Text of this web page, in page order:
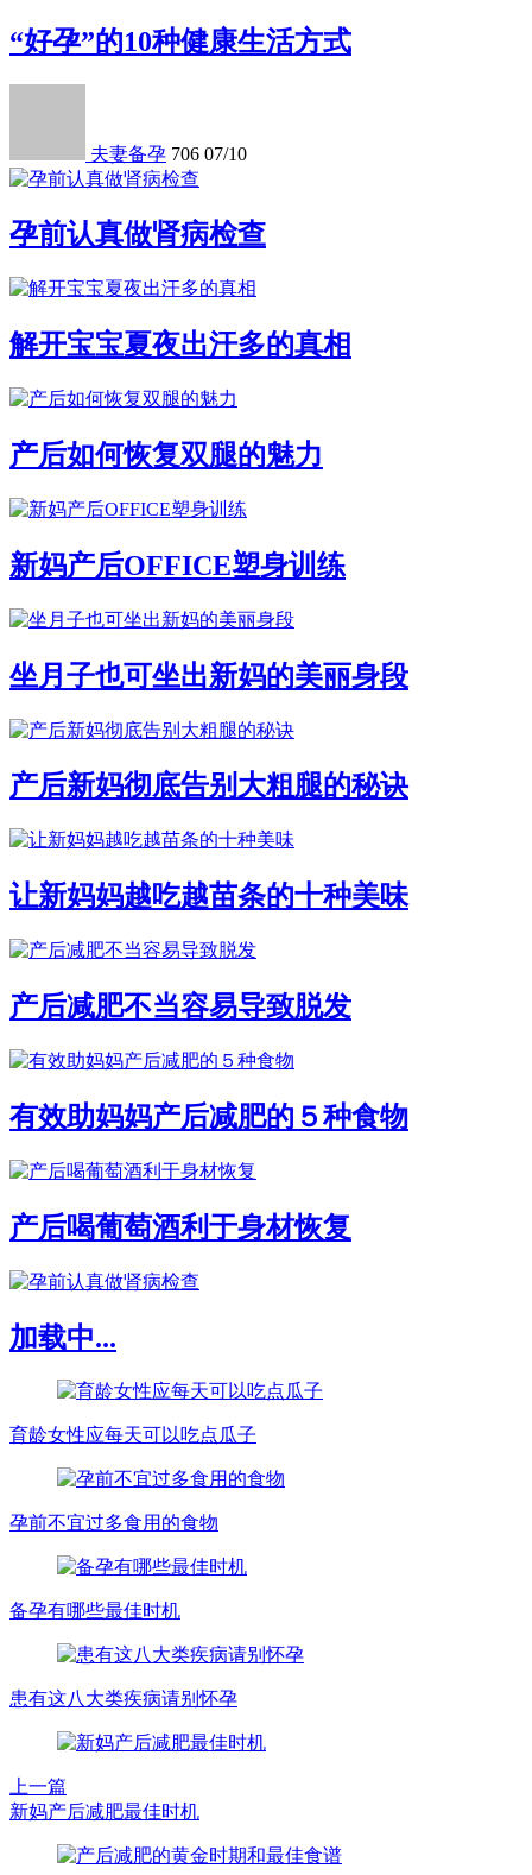
“好孕”的10种健康生活方式
夫妻备孕 706 07/10
孕前认真做肾病检查
解开宝宝夏夜出汗多的真相
产后如何恢复双腿的魅力
新妈产后OFFICE塑身训练
坐月子也可坐出新妈的美丽身段
产后新妈彻底告别大粗腿的秘诀
让新妈妈越吃越苗条的十种美味
产后减肥不当容易导致脱发
有效助妈妈产后减肥的５种食物
产后喝葡萄酒利于身材恢复
加载中...
育龄女性应每天可以吃点瓜子
孕前不宜过多食用的食物
备孕有哪些最佳时机
患有这八大类疾病请别怀孕
上一篇
新妈产后减肥最佳时机